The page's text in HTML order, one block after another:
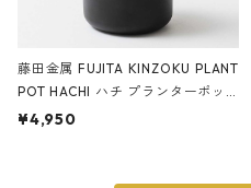
藤田金属 FUJITA KINZOKU PLANT
POT HACHI ハチ プランターポッ
ト 3号 ブラック
¥4,950